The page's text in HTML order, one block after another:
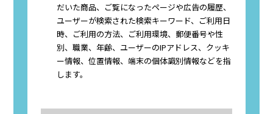
だいた商品、ご覧になったページや広告の履歴、
ユーザーが検索された検索キーワード、ご利用日
時、ご利用の方法、ご利用環境、郵便番号や性
別、職業、年齢、ユーザーのIPアドレス、クッキ
ー情報、位置情報、端末の個体識別情報などを指
します。